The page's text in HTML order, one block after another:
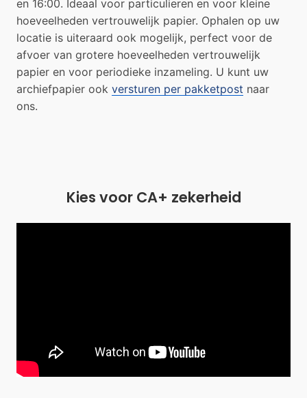
en 16:00. Ideaal voor particulieren en voor kleine
hoeveelheden vertrouwelijk papier. Ophalen op uw
locatie is uiteraard ook mogelijk, perfect voor de
afvoer van grotere hoeveelheden vertrouwelijk
papier en voor periodieke inzameling. U kunt uw
archiefpapier ook versturen per pakketpost naar
ons.
Kies voor CA+ zekerheid